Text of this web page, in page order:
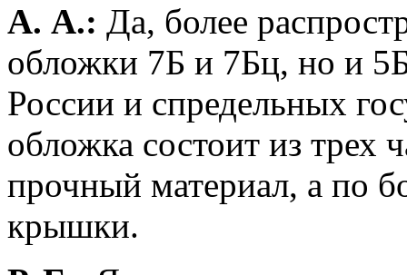
А. А.: Да, более
обложки 7Б и 7Бц, но и
России и спредельных
обложка состоит из трех
прочный материал, а по
крышки.